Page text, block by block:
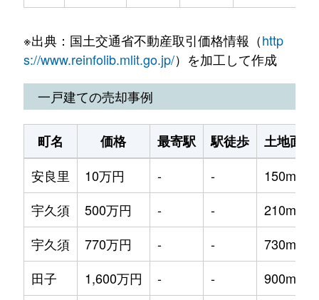
※出典：国土交通省不動産取引価格情報（http
s://www.reinfolib.mlit.go.jp/）を加工して作成
一戸建ての売却事例
町名 価格 最寄駅 駅徒歩
土地面積
安良里
10万円 - -
150m²
宇久須
500万円 - -
210m²
宇久須
770万円 - -
730m²
田子
1,600万円 - -
900m²